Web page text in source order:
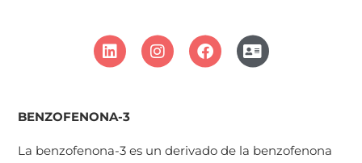
BENZOFENONA-3
La benzofenona-3 es un derivado de la benzofenona